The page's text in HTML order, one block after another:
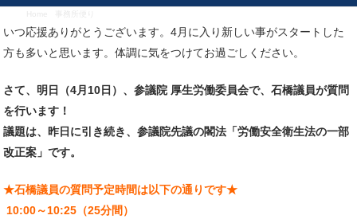
いつ応援ありがとうございます。4月に入り新しい事がスタートした
方も多いと思います。体調に気をつけてお過ごしください。
さて、明日（4月10日）、参議院 厚生労働委員会で、石橋議員が質問
を行います！
議題は、昨日に引き続き、参議院先議の閣法「労働安全衛生法の一部
改正案」です。
★石橋議員の質問予定時間は以下の通りです★
10:00～10:25（25分間）